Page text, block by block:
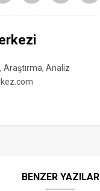
Araştırma, Analiz
BENZER YAZILAR